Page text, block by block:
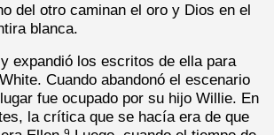
del otro caminan el oro y Dios en el
blanca.
expandió los escritos de ella para
Cuando abandonó el escenario
fue ocupado por su hijo Willie. En
la crítica que se hacía era de que